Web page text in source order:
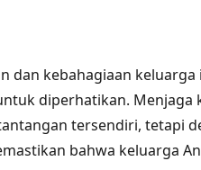
dan kebahagiaan
diperhatikan. Menjaga
tersendiri, tetapi
bahwa keluarga